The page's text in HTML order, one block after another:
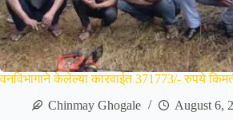
वनविभागाने केलेल्या कारवाईत 371773/- रुपये
Chinmay Ghogale
August 6,